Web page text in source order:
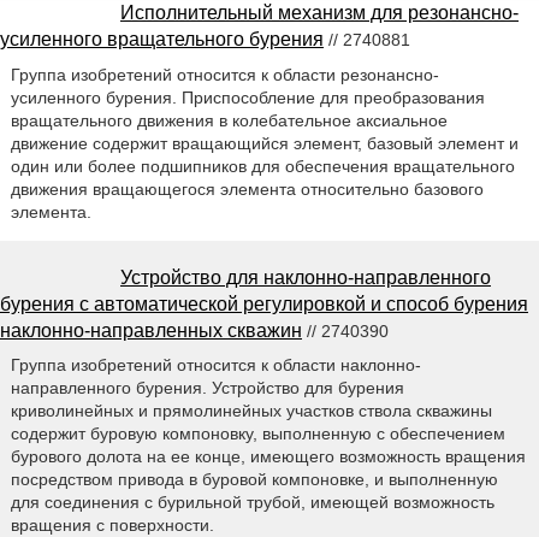
Исполнительный механизм для резонансно-
усиленного вращательного бурения // 2740881
Группа изобретений относится к области резонансно-
усиленного бурения. Приспособление для преобразования
вращательного движения в колебательное аксиальное
движение содержит вращающийся элемент, базовый элемент и
один или более подшипников для обеспечения вращательного
движения вращающегося элемента относительно базового
элемента.
Устройство для наклонно-направленного
бурения с автоматической регулировкой и способ бурения
наклонно-направленных скважин // 2740390
Группа изобретений относится к области наклонно-
направленного бурения. Устройство для бурения
криволинейных и прямолинейных участков ствола скважины
содержит буровую компоновку, выполненную с обеспечением
бурового долота на ее конце, имеющего возможность вращения
посредством привода в буровой компоновке, и выполненную
для соединения с бурильной трубой, имеющей возможность
вращения с поверхности.